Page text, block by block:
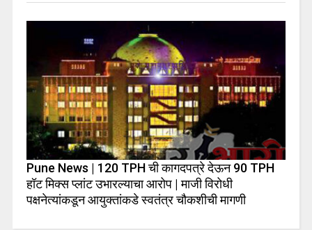
Pune News | 120 TPH ची कागदपत्रे देऊन 90 TPH
हॉट मिक्स प्लांट उभारल्याचा आरोप | माजी विरोधी
पक्षनेत्यांकडून आयुक्तांकडे स्वतंत्र चौकशीची मागणी